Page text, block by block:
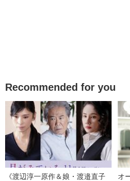
Recommended for you
《渡辺淳一原作＆娘・渡邉直子
オ